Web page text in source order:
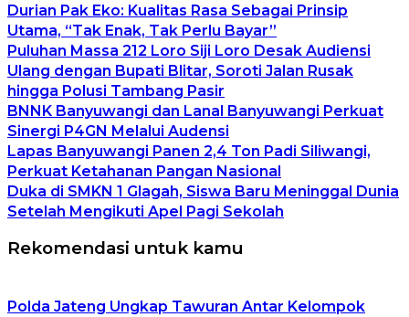
Durian Pak Eko: Kualitas Rasa Sebagai Prinsip
Utama, “Tak Enak, Tak Perlu Bayar”
Puluhan Massa 212 Loro Siji Loro Desak Audiensi
Ulang dengan Bupati Blitar, Soroti Jalan Rusak
hingga Polusi Tambang Pasir
BNNK Banyuwangi dan Lanal Banyuwangi Perkuat
Sinergi P4GN Melalui Audensi
Lapas Banyuwangi Panen 2,4 Ton Padi Siliwangi,
Perkuat Ketahanan Pangan Nasional
Duka di SMKN 1 Glagah, Siswa Baru Meninggal Dunia
Setelah Mengikuti Apel Pagi Sekolah
Rekomendasi untuk kamu
Polda Jateng Ungkap Tawuran Antar Kelompok